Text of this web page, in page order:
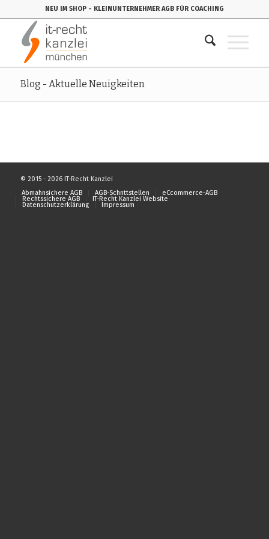
NEU IM SHOP - KLEINUNTERNEHMER AGB FÜR COACHING
Blog - Aktuelle Neuigkeiten
© 2015 - 2026 IT-Recht Kanzlei
Abmahnsichere AGB
AGB-Schnttstellen eCcommerce-AGB
Rechtssichere AGB IT-Recht Kanzlei Website
Datenschutzerklärung Impressum